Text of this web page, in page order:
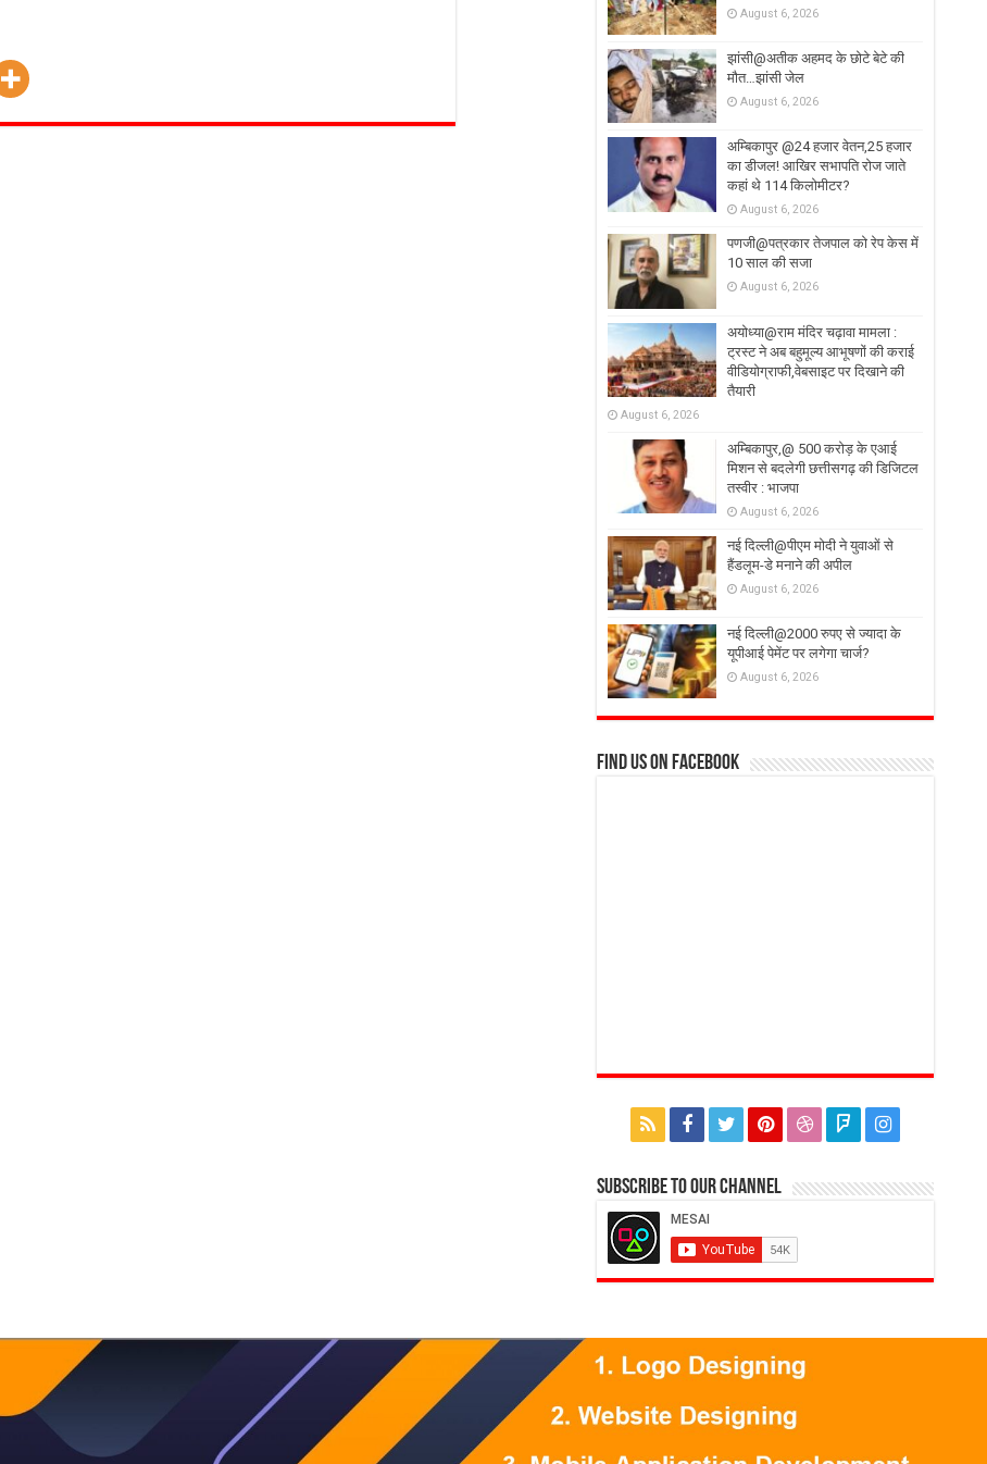
August 6, 2026
झांसी@अतीक अहमद के छोटे बेटे की
मौत…झांसी जेल
August 6, 2026
अम्बिकापुर @24 हजार वेतन,25 हजार
का डीजल! आखिर सभापति रोज जाते
कहां थे 114 किलोमीटर?
August 6, 2026
पणजी@पत्रकार तेजपाल को रेप केस में
10 साल की सजा
August 6, 2026
अयोध्या@राम मंदिर चढ़ावा मामला :
ट्रस्ट ने अब बहुमूल्य आभूषणों की कराई
वीडियोग्राफी,वेबसाइट पर दिखाने की
तैयारी
August 6, 2026
अम्बिकापुर,@ 500 करोड़ के एआई
मिशन से बदलेगी छत्तीसगढ़ की डिजिटल
तस्वीर : भाजपा
August 6, 2026
नई दिल्ली@पीएम मोदी ने युवाओं से
हैंडलूम-डे मनाने की अपील
August 6, 2026
नई दिल्ली@2000 रुपए से ज्यादा के
यूपीआई पेमेंट पर लगेगा चार्ज?
August 6, 2026
Find us on Facebook
Subscribe to our Channel